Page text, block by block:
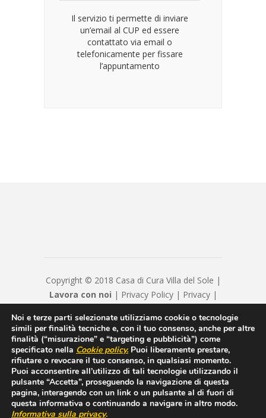
Il servizio ti permette di inviare
un’email al CUP ed essere
contattato via email o
telefonicamente per fissare
l’appuntamento
Copyright © 2018 Casa di Cura Villa del Sole |
Lavora con noi | Privacy Policy| Privacy|
Hyppocratica S.P.A. - Casa Di Cura Villa Del
Sole - Cap. Soc. € 120120 - Numero REA IS
208814 - P.IVA/Cod. Fiscale 00550600654 -
hyppocraticaspa@arubapec.it - Sottoposto alla
direzione e coordinamento di ICM Istituto
Clinico Mediterraneo SpA
Noi e terze parti selezionate utilizziamo cookie o tecnologie
simili per finalità tecniche e, con il tuo consenso, anche per altre
finalità (“misurazione” e “targeting e pubblicità”) come
specificato nella Cookie policy. Puoi liberamente prestare,
rifiutare o revocare il tuo consenso, in qualsiasi momento.
Puoi acconsentire all’utilizzo di tali tecnologie utilizzando il
pulsante “Accetta”, proseguendo la navigazione di questa
pagina, interagendo con un link o un pulsante al di fuori di
questa informativa o continuando a navigare in altro modo.
Informativa sulla privacy.